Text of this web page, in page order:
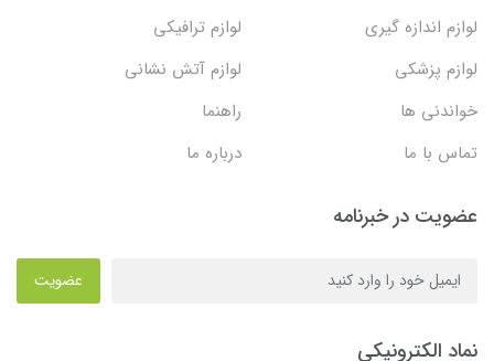
لوازم اندازه گیری
لوازم ترافیکی
لوازم پزشکی
لوازم آتش نشانی
خواندنی ها
راهنما
تماس با ما
درباره ما
عضویت در خبرنامه
عضویت
نماد الکترونیکی